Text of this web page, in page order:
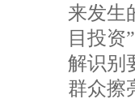
来发生
目投资
解识别
群众擦